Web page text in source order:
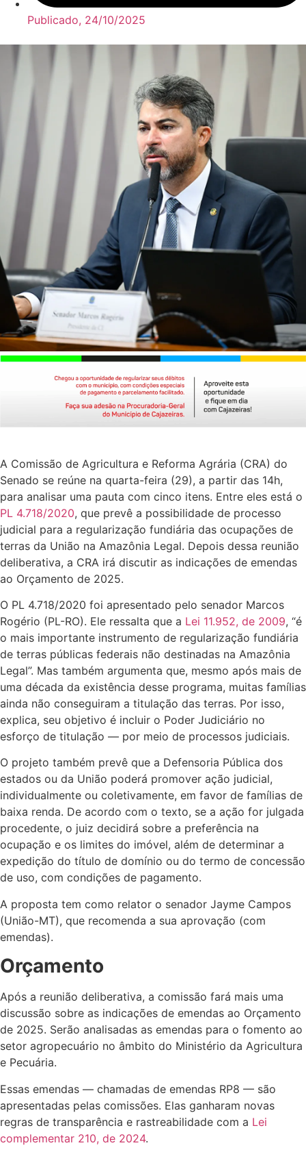
Publicado, 24/10/2025
A Comissão de Agricultura e Reforma Agrária (CRA) do
Senado se reúne na quarta-feira (29), a partir das 14h,
para analisar uma pauta com cinco itens. Entre eles está o
PL 4.718/2020, que prevê a possibilidade de processo
judicial para a regularização fundiária das ocupações de
terras da União na Amazônia Legal. Depois dessa reunião
deliberativa, a CRA irá discutir as indicações de emendas
ao Orçamento de 2025.
O PL 4.718/2020 foi apresentado pelo senador Marcos
Rogério (PL-RO). Ele ressalta que a Lei 11.952, de 2009, “é
o mais importante instrumento de regularização fundiária
de terras públicas federais não destinadas na Amazônia
Legal”. Mas também argumenta que, mesmo após mais de
uma década da existência desse programa, muitas famílias
ainda não conseguiram a titulação das terras. Por isso,
explica, seu objetivo é incluir o Poder Judiciário no
esforço de titulação — por meio de processos judiciais.
O projeto também prevê que a Defensoria Pública dos
estados ou da União poderá promover ação judicial,
individualmente ou coletivamente, em favor de famílias de
baixa renda. De acordo com o texto, se a ação for julgada
procedente, o juiz decidirá sobre a preferência na
ocupação e os limites do imóvel, além de determinar a
expedição do título de domínio ou do termo de concessão
de uso, com condições de pagamento.
A proposta tem como relator o senador Jayme Campos
(União-MT), que recomenda a sua aprovação (com
emendas).
Orçamento
Após a reunião deliberativa, a comissão fará mais uma
discussão sobre as indicações de emendas ao Orçamento
de 2025. Serão analisadas as emendas para o fomento ao
setor agropecuário no âmbito do Ministério da Agricultura
e Pecuária.
Essas emendas — chamadas de emendas RP8 — são
apresentadas pelas comissões. Elas ganharam novas
regras de transparência e rastreabilidade com a Lei
complementar 210, de 2024.